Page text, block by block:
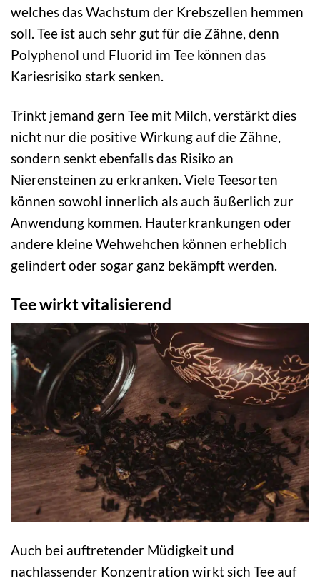
welches das Wachstum der Krebszellen hemmen
soll. Tee ist auch sehr gut für die Zähne, denn
Polyphenol und Fluorid im Tee können das
Kariesrisiko stark senken.
Trinkt jemand gern Tee mit Milch, verstärkt dies
nicht nur die positive Wirkung auf die Zähne,
sondern senkt ebenfalls das Risiko an
Nierensteinen zu erkranken. Viele Teesorten
können sowohl innerlich als auch äußerlich zur
Anwendung kommen. Hauterkrankungen oder
andere kleine Wehwehchen können erheblich
gelindert oder sogar ganz bekämpft werden.
Tee wirkt vitalisierend
Auch bei auftretender Müdigkeit und
nachlassender Konzentration wirkt sich Tee auf